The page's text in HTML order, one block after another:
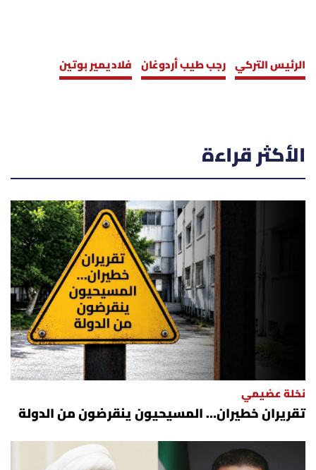
الرئيس التركي رجب طيب أردوغان فلاديمير بوتين
الأكثر قراءة
نخلة عضيمي
تقريران خطيران… المسيحيون ينقرضون من الدولة